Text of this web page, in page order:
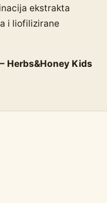
ekstrakta
i liofilizirane
Herbs&Honey Kids